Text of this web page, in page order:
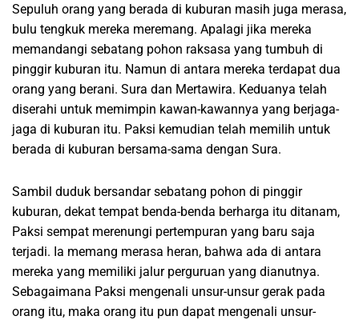
Sepuluh orang yang berada di kuburan masih juga merasa,
bulu tengkuk mereka meremang. Apalagi jika mereka
memandangi sebatang pohon raksasa yang tumbuh di
pinggir kuburan itu. Namun di antara mereka terdapat dua
orang yang berani. Sura dan Mertawira. Keduanya telah
diserahi untuk memimpin kawan-kawannya yang berjaga-
jaga di kuburan itu. Paksi kemudian telah memilih untuk
berada di kuburan bersama-sama dengan Sura.
Sambil duduk bersandar sebatang pohon di pinggir
kuburan, dekat tempat benda-benda berharga itu ditanam,
Paksi sempat merenungi pertempuran yang baru saja
terjadi. Ia memang merasa heran, bahwa ada di antara
mereka yang memiliki jalur perguruan yang dianutnya.
Sebagaimana Paksi mengenali unsur-unsur gerak pada
orang itu, maka orang itu pun dapat mengenali unsur-